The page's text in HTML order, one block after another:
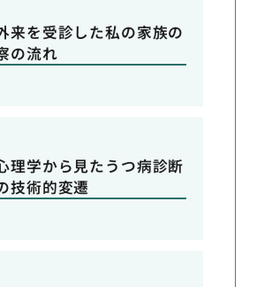
来を受診した私の家族の
の流れ
理学から見たうつ病診断
技術的変遷